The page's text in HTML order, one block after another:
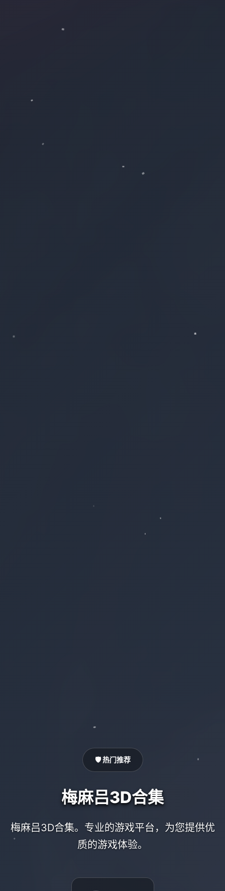
🛡️ 热门推荐
梅麻吕3D合集
梅麻吕3D合集。专业的游戏平台，为您提供优
质的游戏体验。